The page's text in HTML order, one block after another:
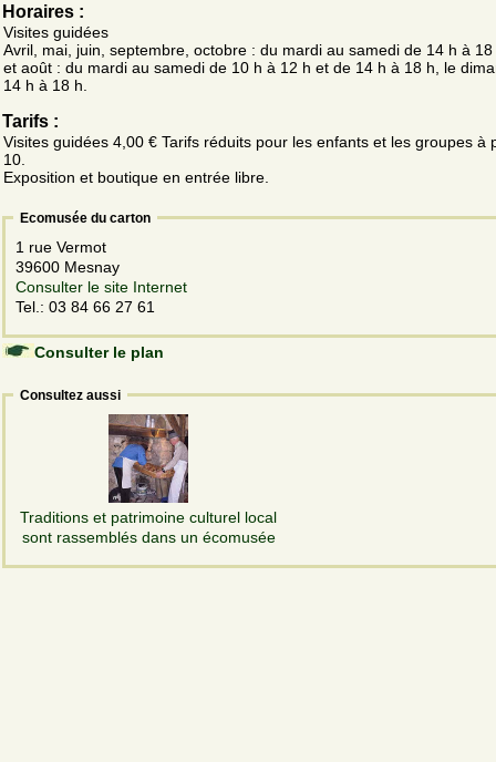
Horaires :
Visites guidées
Avril, mai, juin, septembre, octobre : du mardi au samedi de 14 h à
et août : du mardi au samedi de 10 h à 12 h et de 14 h à 18 h, le
14 h à 18 h.
Tarifs :
Visites guidées 4,00 € Tarifs réduits pour les enfants et les groupes à
10.
Exposition et boutique en entrée libre.
Ecomusée du carton
1 rue Vermot
39600 Mesnay
Consulter le site Internet
Tel.: 03 84 66 27 61
Consulter le plan
Consultez aussi
Traditions et patrimoine culturel local
sont rassemblés dans un écomusée